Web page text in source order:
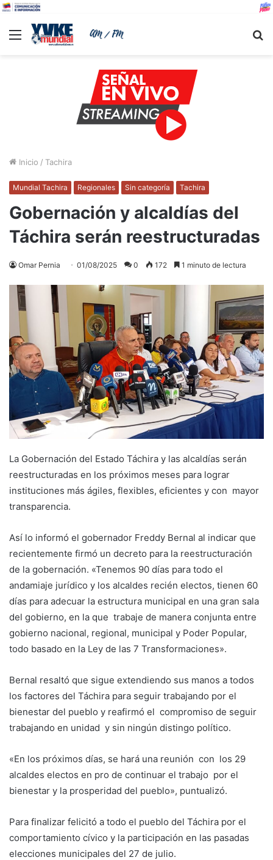
Menu
Inicio / Tachira
Mundial Tachira Regionales Sin categoría Tachira
Gobernación y alcaldías del
Táchira serán reestructuradas
Omar Pernia 01/08/2025 0 172 1 minuto de lectura
La Gobernación del Estado Táchira y las alcaldías serán
reestructuradas en los próximos meses para lograr
instituciones más ágiles, flexibles, eficientes y con mayor
transparencia.
Así lo informó el gobernador Freddy Bernal al indicar que
recientemente firmó un decreto para la reestructuración
de la gobernación. «Tenemos 90 días para todo el
andamiaje jurídico y los alcaldes recién electos, tienen 60
días para adecuar la estructura municipal en una gran sala
del gobierno, en la que trabaje de manera conjunta entre
gobierno nacional, regional, municipal y Poder Popular,
todo basado en la Ley de las 7 Transformaciones».
Bernal resaltó que sigue extendiendo sus manos a todos
los factores del Táchira para seguir trabajando por el
bienestar del pueblo y reafirmó el compromiso de seguir
trabajando en unidad y sin ningún distingo político.
«En los próximos días, se hará una reunión con los 29
alcaldes electos en pro de continuar el trabajo por el
bienestar y la prosperidad del pueblo», puntualizó.
Para finalizar felicitó a todo el pueblo del Táchira por el
comportamiento cívico y la participación en las pasadas
elecciones municipales del 27 de julio.